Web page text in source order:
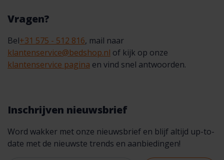
Vragen?
Bel+31 575 - 512 816, mail naar
klantenservice@bedshop.nl of kijk op onze
klantenservice pagina en vind snel antwoorden.
Inschrijven nieuwsbrief
Word wakker met onze nieuwsbrief en blijf altijd up-to-
date met de nieuwste trends en aanbiedingen!